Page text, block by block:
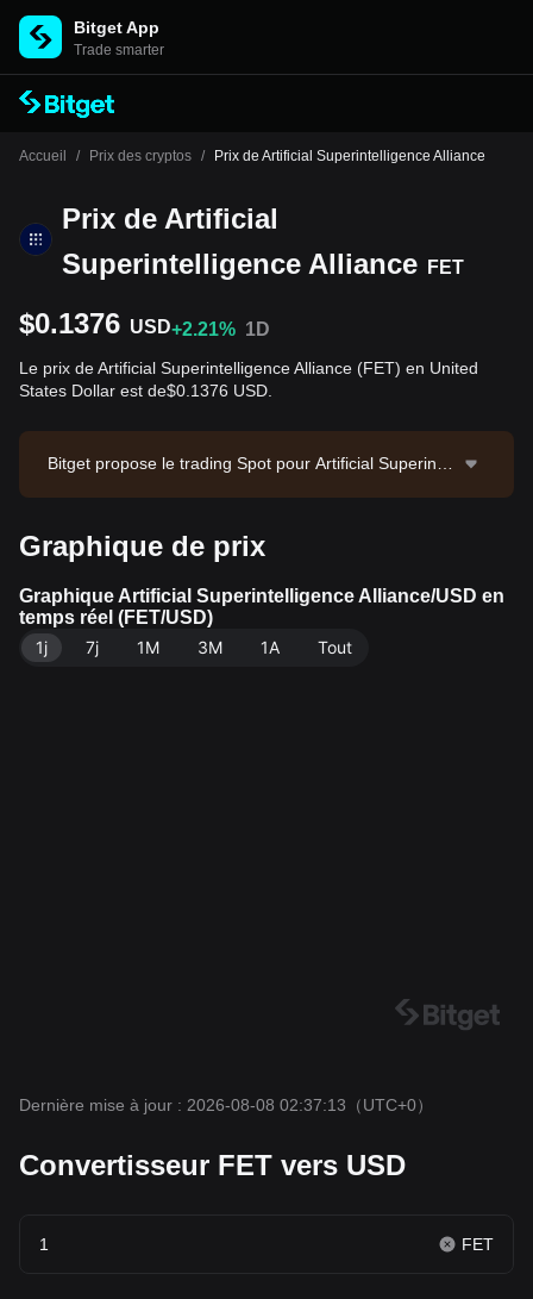
Bitget App
Trade smarter
Accueil / Prix des cryptos / Prix de Artificial Superintelligence Alliance
Prix de Artificial
Superintelligence Alliance
FET
$0.1376 USD+2.21% 1D
Le prix de Artificial Superintelligence Alliance (FET) en United
States Dollar est de$0.1376 USD.
Bitget propose le trading Spot pour Artificial Superintel
me de trading sur 24 heures de $333,701.82. Artificial
Superintelligence Alliance a une capitalisation boursièr
e de $306,903,726.66 et une offre en circulation de 2.
23B FET. Source des données : Bitget Exchange. Der
nière mise à jour : 2026-08-08 02:37:13.
Graphique de prix
Graphique Artificial Superintelligence Alliance/USD en
temps réel (FET/USD)
1j
7j 1M 3M 1A Tout
Dernière mise à jour : 2026-08-08 02:37:13 （UTC+0）
Convertisseur FET vers USD
FET